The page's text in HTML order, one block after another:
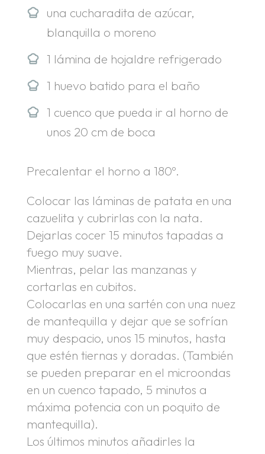
una cucharadita de azúcar,
blanquilla o moreno
1 lámina de hojaldre refrigerado
1 huevo batido para el baño
1 cuenco que pueda ir al horno de
unos 20 cm de boca
Precalentar el horno a 180º.
Colocar las láminas de patata en una
cazuelita y cubrirlas con la nata.
Dejarlas cocer 15 minutos tapadas a
fuego muy suave.
Mientras, pelar las manzanas y
cortarlas en cubitos.
Colocarlas en una sartén con una nuez
de mantequilla y dejar que se sofrían
muy despacio, unos 15 minutos, hasta
que estén tiernas y doradas. (También
se pueden preparar en el microondas
en un cuenco tapado, 5 minutos a
máxima potencia con un poquito de
mantequilla).
Los últimos minutos añadirles la